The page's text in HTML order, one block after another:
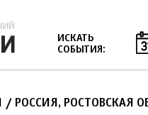
ИСКАТЬ
СОБЫТИЯ:
/ РОССИЯ, РОСТОВСКАЯ